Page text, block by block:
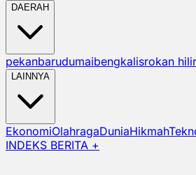
DAERAH
pekanbarudumaibengkalisrokan hilir
LAINNYA
EkonomiOlahragaDuniaHikmah
INDEKS BERITA +